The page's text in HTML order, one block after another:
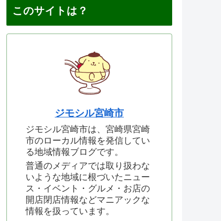
このサイトは？
ジモシル宮崎市
ジモシル宮崎市は、宮崎県宮崎
市のローカル情報を発信してい
る地域情報ブログです。
普通のメディアでは取り扱わな
いような地域に根づいたニュー
ス・イベント・グルメ・お店の
開店閉店情報などマニアックな
情報を扱っています。